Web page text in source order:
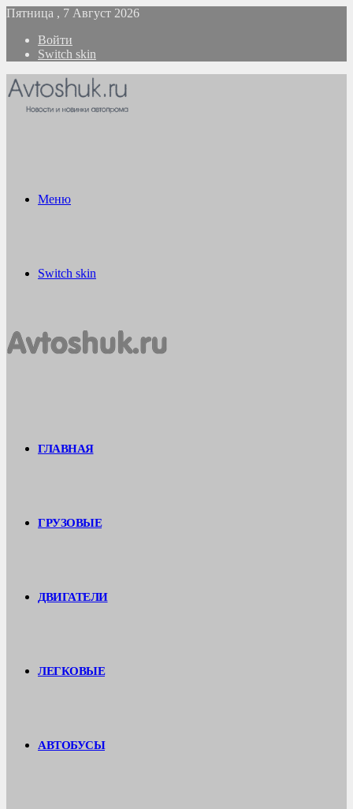
Пятница , 7 Август 2026
Войти
Switch skin
Меню
Switch skin
ГЛАВНАЯ
ГРУЗОВЫЕ
ДВИГАТЕЛИ
ЛЕГКОВЫЕ
АВТОБУСЫ